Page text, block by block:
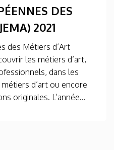
DES
2021
des Métiers d’Art
les métiers d’art,
dans les
d’art ou encore
originales. L’année...